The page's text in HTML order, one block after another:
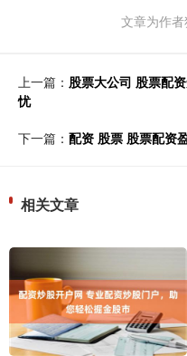
文章为作
上一篇： 股票大公司 股票配
忧
下一篇： 配资 股票 股票配资
相关文章